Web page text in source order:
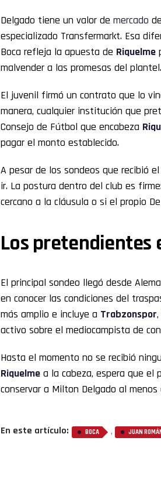
Delgado tiene un valor de mercado
especializado Transfermarkt. Esa
Boca refleja la apuesta de Riquelme
malvender a las promesas del plantel.
El juvenil firmó un contrato que lo
manera, cualquier institución que
Consejo de Fútbol que encabeza
pagar el monto establecido.
A pesar de los sondeos que recibió
ir. La postura dentro del club es
cercano a la cláusula o si el propio
Los pretendientes
El principal sondeo llegó desde
en conocer las condiciones del
más amplio e incluye a Trabzonspor,
activo sobre el mediocampista de
Hasta el momento no se recibió
Riquelme a la cabeza, espera que
conservar a Milton Delgado al
En este artículo: BOCA , JUAN